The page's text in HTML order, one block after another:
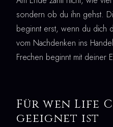
sondern ob du ihn gehst.
beginnt erst, wenn du dich
vom Nachdenken ins
Frechen beginnt mit deiner
Für wen Life
geeignet ist